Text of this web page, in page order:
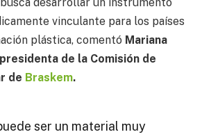
desarrollar un instrumento
vinculante para los países
plástica, comentó Mariana
de la Comisión de
de Braskem.
ser un material muy